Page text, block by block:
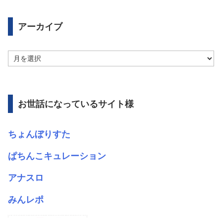
アーカイブ
ー
ブ
お世話になっているサイト様
ちょんぼりすた
ぱちんこキュレーション
アナスロ
みんレポ